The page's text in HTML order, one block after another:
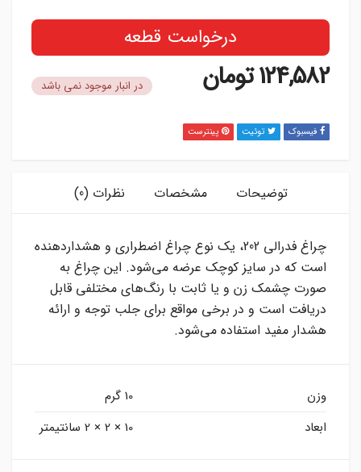
درخواست قطعه
124,582تومان در انبار موجود نمی باشد
فیسبوک توئیت پینترست
توضیحات مشخصات نظرات (0)
چراغ فدرالی 202، یک نوع چراغ اضطراری و هشداردهنده
است که در سایز کوچک عرضه می‌شود. این چراغ به
صورت چشمک زن و یا ثابت با رنگ‌های مختلفی قابل
دریافت است و در برخی مواقع برای جلب توجه و ارائه
هشدار مفید استفاده می‌شود.
وزن
10 گرم
ابعاد
10 × 2 × 2 سانتیمتر